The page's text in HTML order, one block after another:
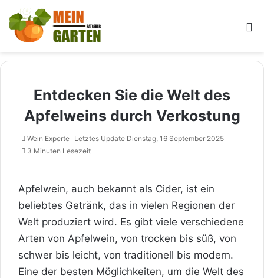
Entdecken Sie die Welt des
Apfelweins durch Verkostung
Wein Experte Letztes Update Dienstag, 16 September 2025
3 Minuten Lesezeit
Apfelwein, auch bekannt als Cider, ist ein
beliebtes Getränk, das in vielen Regionen der
Welt produziert wird. Es gibt viele verschiedene
Arten von Apfelwein, von trocken bis süß, von
schwer bis leicht, von traditionell bis modern.
Eine der besten Möglichkeiten, um die Welt des